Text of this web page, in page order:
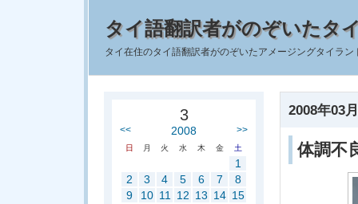
タイ語翻訳者がのぞいたタ
タイ在住のタイ語翻訳者がのぞいたアメージングタイラ
2008年03
体調不
3
<< 2008 >>
日 月 火 水 木 金 土
1
2
3 4 5 6 7
8
9
10 11 12 13 14 15